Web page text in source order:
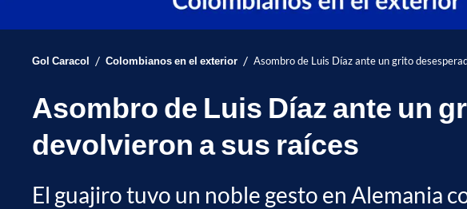
Gol Caracol / Colombianos en el exterior / Asombro de Luis Díaz ante un grito
Asombro de Luis Díaz ante un
devolvieron a sus raíces
El guajiro tuvo un noble gesto en Alemania